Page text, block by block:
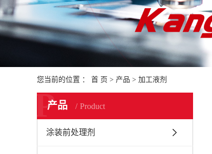
您当前的位置 ： 首 页 > 产品 > 加工液剂
产品 Product
P
涂装前处理剂